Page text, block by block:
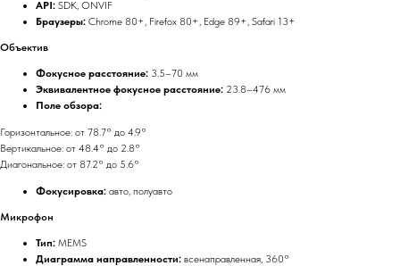
API: SDK, ONVIF
Браузеры: Chrome 80+, Firefox 80+, Edge 89+, Safari 13+
Объектив
Фокусное расстояние: 3.5–70 мм
Эквивалентное фокусное расстояние: 23.8–476 мм
Поле обзора:
Горизонтальное: от 78.7° до 4.9°
Вертикальное: от 48.4° до 2.8°
Диагональное: от 87.2° до 5.6°
Фокусировка: авто, полуавто
Микрофон
Тип: MEMS
Диаграмма направленности: всенаправленная, 360°